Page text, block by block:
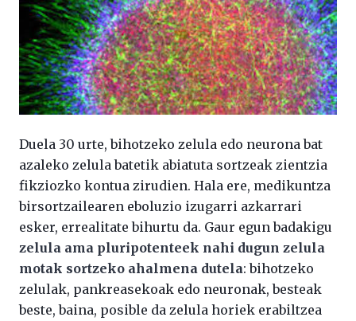
Duela 30 urte, bihotzeko zelula edo neurona bat
azaleko zelula batetik abiatuta sortzeak zientzia
fikziozko kontua zirudien. Hala ere, medikuntza
birsortzailearen eboluzio izugarri azkarrari
esker, errealitate bihurtu da. Gaur egun badakigu
zelula ama pluripotenteek nahi dugun zelula
motak sortzeko ahalmena dutela: bihotzeko
zelulak, pankreasekoak edo neuronak, besteak
beste, baina, posible da zelula horiek erabiltzea